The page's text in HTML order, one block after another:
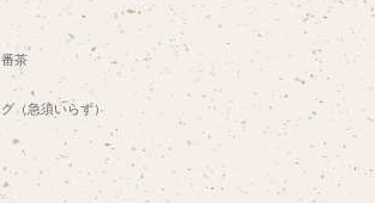
茶
（急須いらず）